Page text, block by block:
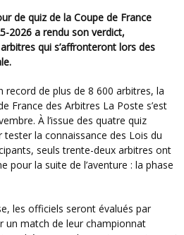
2026 a rendu son verdict,
qui s’affronteront lors des
France des Arbitres La Poste s’est
À l’issue des quatre quiz
la connaissance des Lois du
seuls trente-deux arbitres ont
pour la suite de l’aventure : la phase
un match de leur championnat